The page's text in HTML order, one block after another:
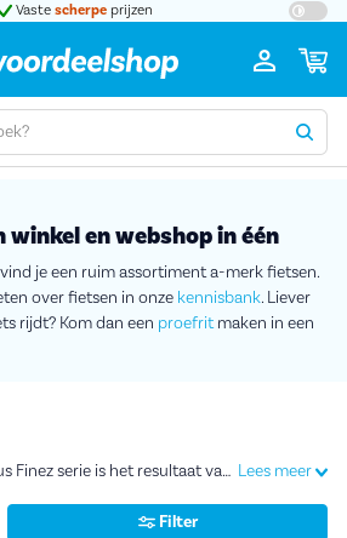
Vaste scherpe prijzen
en webshop in één
je een ruim assortiment a-merk fietsen.
over fietsen in onze kennisbank. Liever
rijdt? Kom dan een proefritmaken in een
Lees meer
Het frame van de Batavus Finez serie is het resultaat van een samenwerking met de TU Delft. Zij hebben onderzoek gedaan naar de perfecte geometrie, wat geresulteerd heeft in een optimale zitpositie, balans en een sterk en robuust frame. Dit maakt de fietsbeleving zeer aangenaam.
Filter